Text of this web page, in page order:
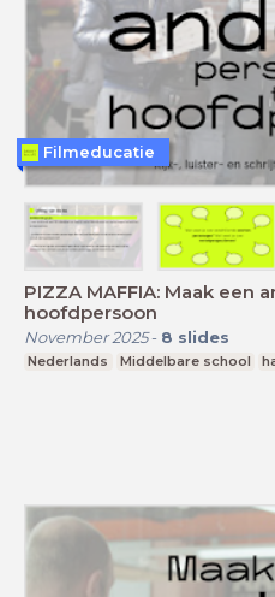
PIZZA MAFFIA: Maak een
hoofdpersoon
November 2025- 8 slides
Nederlands Middelbare school
Filmeducatie